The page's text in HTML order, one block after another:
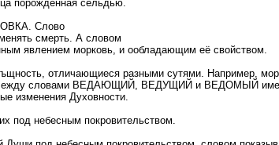
порождённая сельдью.
Слово
смерть. А словом
явлением морковь, и ообладающим её свойством.
отличающиеся разными сутями. Например,
между словами ВЕДАЮЩИЙ, ВЕДУЩИЙ и ВЕДОМЫЙ
изменения Духовности.
под небесным покровительством.